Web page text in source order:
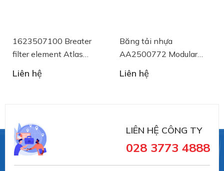
1623507100 Breater
filter element Atlas
Liên hệ
Băng tải nhựa
AA2500772 Modular
Belt System Plast
Liên hệ
LIÊN HỆ CÔNG TY
028 3773 4888